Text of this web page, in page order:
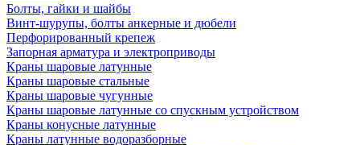
Болты, гайки и шайбы
Винт-шурупы, болты анкерные и дюбели
Перфорированный крепеж
Запорная арматура и электроприводы
Краны шаровые латунные
Краны шаровые стальные
Краны шаровые чугунные
Краны шаровые латунные со спускным устройством
Краны конусные латунные
Краны латунные водоразборные